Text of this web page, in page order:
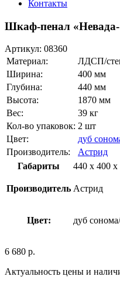
Контакты
Шкаф-пенал «Невада-
Артикул: 08360
Материал:
ЛДСП/
Ширина:
400 мм
Глубина:
440 мм
Высота:
1870 мм
Вес:
39 кг
Кол-во упаковок: 2 шт
Цвет:
дуб
Производитель:
Астрид
Габариты
440 x 400 x
Производитель Астрид
Цвет: дуб
6 680 р.
Актуальность цены и